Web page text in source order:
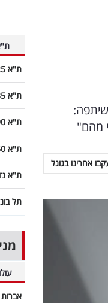
מהם"
אחרינו בגוגל
ת"א 125
ת"א 35
ת"א 90
ת"א SME60
ת"א
תל בונד
אברות